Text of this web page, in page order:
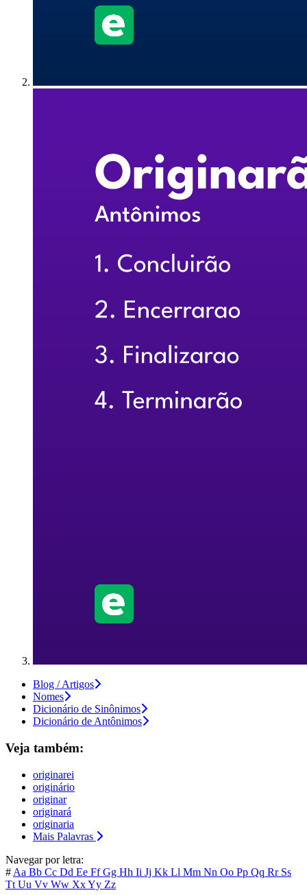
Blog / Artigos
Nomes
Dicionário de Sinônimos
Dicionário de Antônimos
Veja também:
originarei
originário
originar
originará
originaria
Mais Palavras
Navegar por letra:
# Aa Bb Cc Dd Ee FfGg Hh Ii Jj Kk Ll Mm Nn Oo Pp Qq Rr Ss
Tt Uu Vv Ww XxYy Zz